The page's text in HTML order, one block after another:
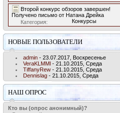
Второй конкурс обзоров завершен!
Получено письмо от Натана Дрейка
Категория:
Конкурсы
НОВЫЕ ПОЛЬЗОВАТЕЛИ
admin - 23.07.2017, Воскресенье
VeraKLMMl - 21.10.2015, Среда
TiffanyRew - 21.10.2015, Среда
Dennislag - 21.10.2015, Среда
НАШ ОПРОС
Кто вы (опрос анонимный)?